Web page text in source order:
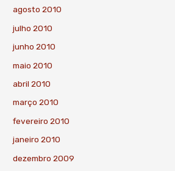
agosto 2010
julho 2010
junho 2010
maio 2010
abril 2010
março 2010
fevereiro 2010
janeiro 2010
dezembro 2009